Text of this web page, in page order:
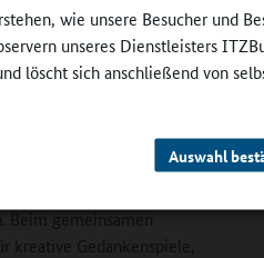
wie unsere Besucher und
unseres Dienstleisters
löscht sich anschließend von
Auswahl
vor.
Bildung und dem
Beim gemeinsamen
kreative Gedankenspiele,